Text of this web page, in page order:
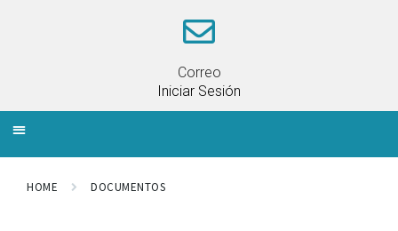
Correo
Iniciar Sesión
HOME DOCUMENTOS